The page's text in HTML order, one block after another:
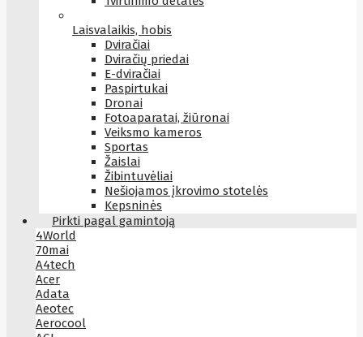
Laisvalaikis, hobis
Dviračiai
Dviračių priedai
E-dviračiai
Paspirtukai
Dronai
Fotoaparatai, žiūronai
Veiksmo kameros
Sportas
Žaislai
Žibintuvėliai
Nešiojamos įkrovimo stotelės
Kepsninės
Pirkti pagal gamintoją
4World
70mai
A4tech
Acer
Adata
Aeotec
Aerocool